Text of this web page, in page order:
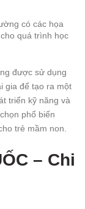
có các họa
quá trình học
được sử dụng
gia để tạo ra một
triển kỹ năng và
phổ biến
trẻ mầm non.
C – Chi